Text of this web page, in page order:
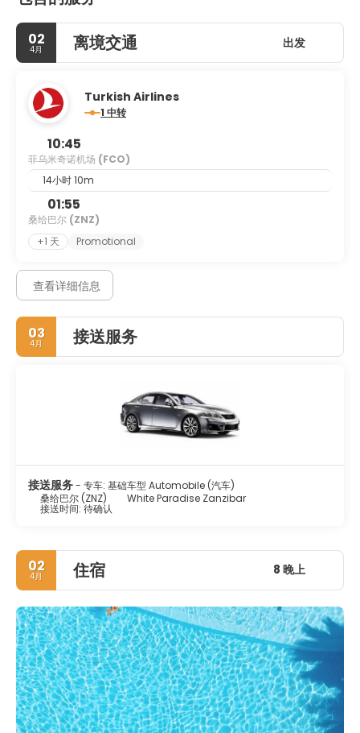
02
4月 离境交通 出发
Turkish Airlines
1 中转
10:45
菲乌米奇诺机场 (FCO)
14小时 10m
01:55
桑给巴尔 (ZNZ)
+1 天
Promotional
查看详细信息
03
4月 接送服务
接送服务- 专车: 基础车型 Automobile (汽车)
桑给巴尔 (ZNZ)
White Paradise Zanzibar
接送时间: 待确认
02
4月 住宿 8 晚上